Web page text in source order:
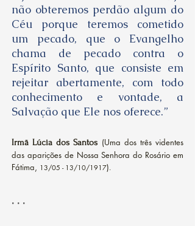
não obteremos perdão algum do
Céu porque teremos cometido
um pecado, que o Evangelho
chama de pecado contra o
Espírito Santo, que consiste em
rejeitar abertamente, com todo
conhecimento e vontade, a
Salvação que Ele nos oferece.”
Irmã Lúcia dos Santos (Uma dos três videntes
das aparições de Nossa Senhora do Rosário em
Fátima, 13/05 - 13/10/1917).
. . .